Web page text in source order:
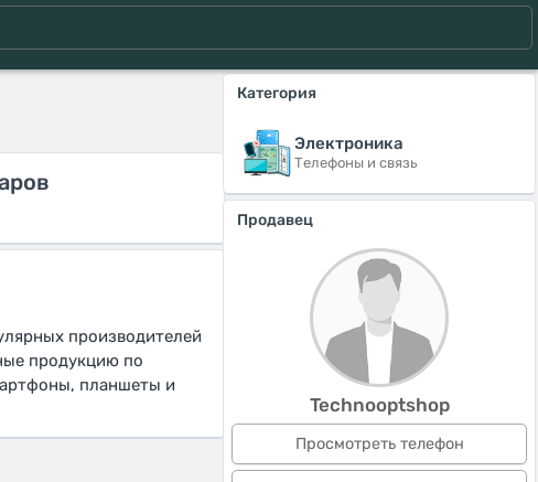
производителей
продукцию по
планшеты и
Категория
Электроника
Телефоны и связь
Продавец
Technooptshop
Просмотреть телефон